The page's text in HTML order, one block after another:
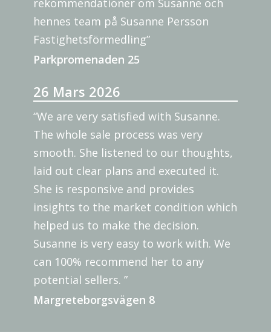
rekommendationer om Susanne och
hennes team på Susanne Persson
Fastighetsförmedling”
Parkpromenaden 25
26 Mars 2026
“We are very satisfied with Susanne.
The whole sale process was very
smooth. She listened to our thoughts,
laid out clear plans and executed it.
She is responsive and provides
insights to the market condition which
helped us to make the decision.
Susanne is very easy to work with. We
can 100% recommend her to any
potential sellers. ”
Margreteborgsvägen 8